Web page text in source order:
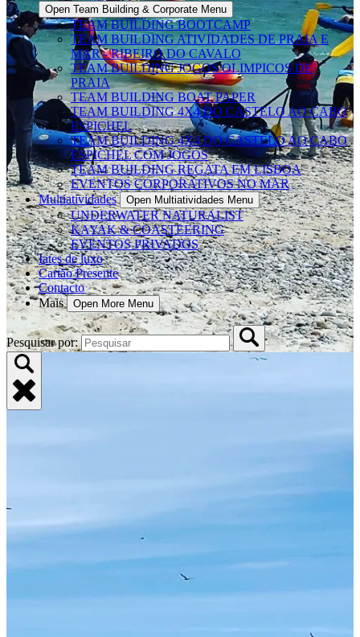
Open Team Building & Corporate Menu
TEAM BUILDING BOOTCAMP
TEAM BUILDING ATIVIDADES DE PRAIA E
MAR - RIBEIRO DO CAVALO
TEAM BUILDING JOGOS OLIMPICOS DE
PRAIA
TEAM BUILDING BOAT PAPER
TEAM BUILDING 4X4 DO CASTELO AO CABO
ESPICHEL
TEAM BUILDING 4X4 DO CASTELO AO CABO
ESPICHEL COM JOGOS
TEAM BUILDING REGATA EM LISBOA
EVENTOS CORPORATIVOS NO MAR
Multiatividades
Open Multiatividades Menu
UNDERWATER NATURALIST
KAYAK & COASTEERING
EVENTOS PRIVADOS
Iates de luxo
Cartão Presente
Contacto
Mais
Open More Menu
Pesquisar por: